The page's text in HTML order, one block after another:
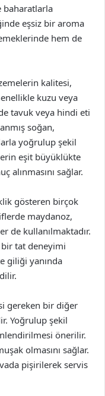
baharatlarla
eşsiz bir aroma
hem de
kalitesi,
kuzu veya
tavuk veya hindi eti
soğan,
yoğrulup şekil
eşit büyüklükte
alınmasını sağlar.
gösteren birçok
maydanoz,
de kullanılmaktadır.
tat deneyimi
giliği yanında
gereken bir diğer
Yoğrulup şekil
önerilir.
olmasını sağlar.
pişirilerek servis